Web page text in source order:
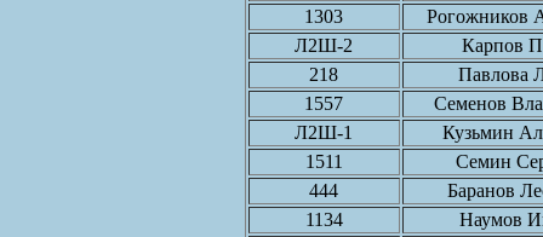
1303
Рогожников
Л2Ш-2
Карпов
218
Павлова
1557
Семенов
Л2Ш-1
Кузьмин
1511
Семин
444
Баранов
1134
Наумов